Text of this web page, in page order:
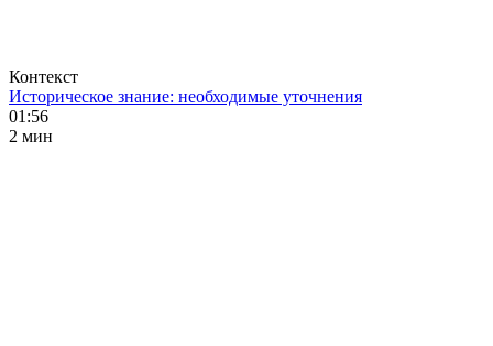
Контекст
Историческое знание: необходимые уточнения
01:56
2 мин